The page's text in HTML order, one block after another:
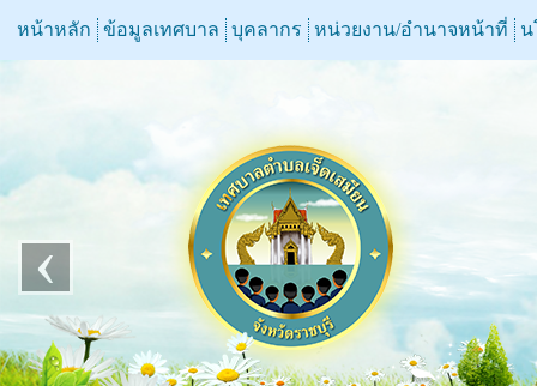
หน้าหลัก ข้อมูลเทศบาล บุคลากร หน่วยงาน/อำนาจหน้าที่ น
‹